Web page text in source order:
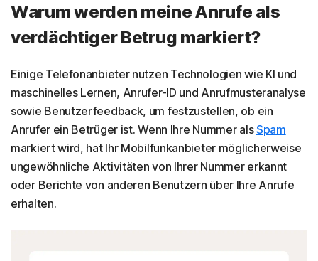
Warum werden meine Anrufe als
verdächtiger Betrug markiert?
Einige Telefonanbieter nutzen Technologien wie KI und
maschinelles Lernen, Anrufer-ID und Anrufmusteranalyse
sowie Benutzerfeedback, um festzustellen, ob ein
Anrufer ein Betrüger ist. Wenn Ihre Nummer alsSpam
markiert wird, hat Ihr Mobilfunkanbieter möglicherweise
ungewöhnliche Aktivitäten von Ihrer Nummer erkannt
oder Berichte von anderen Benutzern über Ihre Anrufe
erhalten.